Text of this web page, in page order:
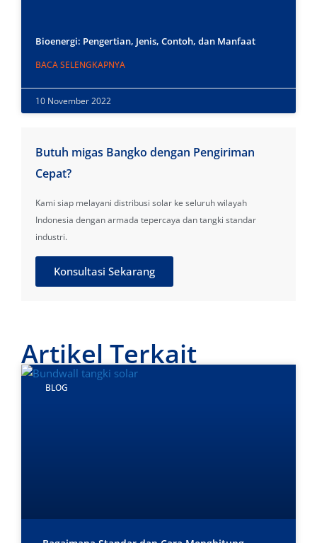
Bioenergi: Pengertian, Jenis, Contoh, dan Manfaat
BACA SELENGKAPNYA
10 November 2022
Butuh migas Bangko dengan Pengiriman
Cepat?
Kami siap melayani distribusi solar ke seluruh wilayah
Indonesia dengan armada tepercaya dan tangki standar
industri.
Konsultasi Sekarang
Artikel Terkait
BLOG